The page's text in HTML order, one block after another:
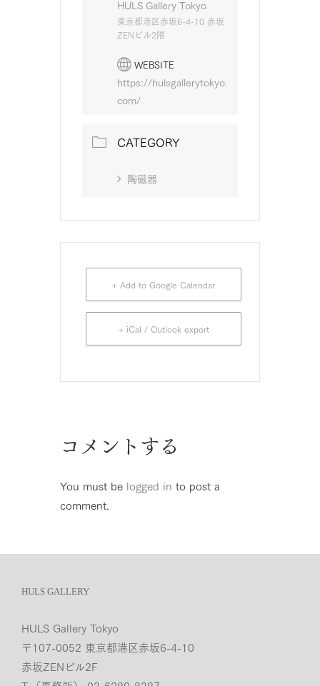
HULS Gallery Tokyo
東京都港区赤坂6-4-10 赤坂
ZENビル2階
WEBSITE
https://hulsgallerytokyo.
com/
CATEGORY
陶磁器
+ Add to Google Calendar
+ iCal / Outlook export
コメントする
You must be logged in to post a
comment.
HULS GALLERY
HULS Gallery Tokyo
〒107-0052 東京都港区赤坂6-4-10
赤坂ZENビル2F